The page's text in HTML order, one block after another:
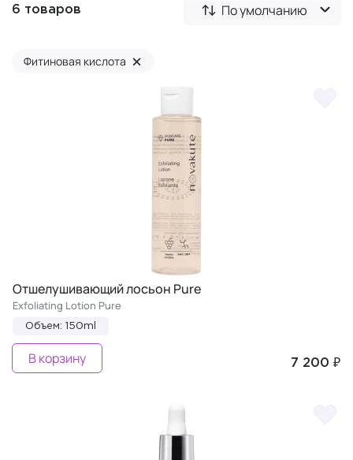
6 товаров По умолчанию
Фитиновая кислота ×
Отшелушивающий лосьон Pure
Exfoliating Lotion Pure
Объем: 150ml
7 200 ₽
В корзину